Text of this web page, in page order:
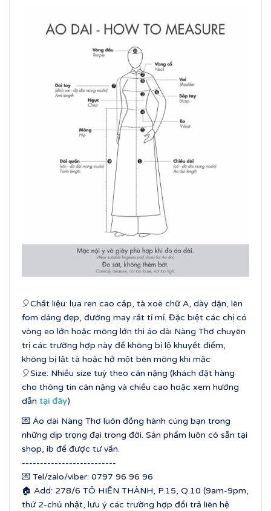
🎈Chất liệu: lụa ren cao cấp, tà xoè chữ A, dày dặn, lên
fom dáng đẹp, đường may rất tỉ mỉ. Đặc biệt các chị có
vòng eo lớn hoặc mông lớn thì áo dài Nàng Thơ chuyên
trị các trường hợp này để không bị lộ khuyết điểm,
không bị lật tà hoặc hở một bên mông khi mặc
🎈Size: Nhiều size tuỳ theo cân nặng (khách đặt hàng
cho thông tin cân nặng và chiều cao hoặc xem hướng
dẫn tại đây)
💌 Áo dài Nàng Thơ luôn đồng hành cùng bạn trong
những dịp trọng đại trong đời. Sản phẩm luôn có sẵn tại
shop, ib để được tư vấn.
--------------------------
💌 Tel/zalo/viber: 0797 96 96 96
🏠 Add: 278/6 TÔ HIẾN THÀNH, P.15, Q.10 (9am-9pm,
thứ 2-chủ nhật, lưu ý các trường hợp đổi trả liên hệ